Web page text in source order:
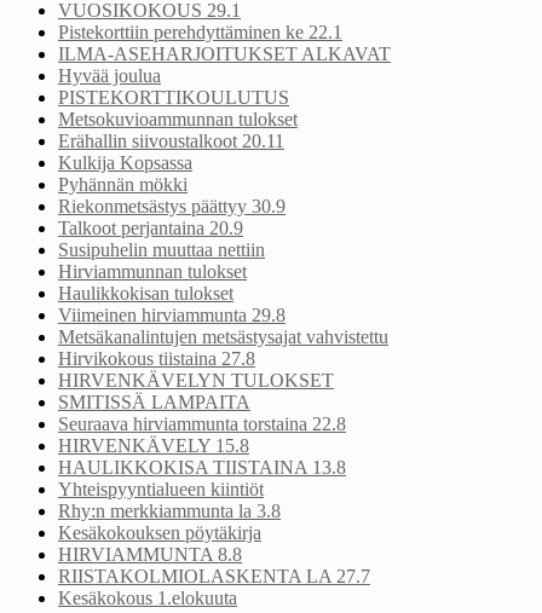
VUOSIKOKOUS 29.1
Pistekorttiin perehdyttäminen ke 22.1
ILMA-ASEHARJOITUKSET ALKAVAT
Hyvää joulua
PISTEKORTTIKOULUTUS
Metsokuvioammunnan tulokset
Erähallin siivoustalkoot 20.11
Kulkija Kopsassa
Pyhännän mökki
Riekonmetsästys päättyy 30.9
Talkoot perjantaina 20.9
Susipuhelin muuttaa nettiin
Hirviammunnan tulokset
Haulikkokisan tulokset
Viimeinen hirviammunta 29.8
Metsäkanalintujen metsästysajat vahvistettu
Hirvikokous tiistaina 27.8
HIRVENKÄVELYN TULOKSET
SMITISSÄ LAMPAITA
Seuraava hirviammunta torstaina 22.8
HIRVENKÄVELY 15.8
HAULIKKOKISA TIISTAINA 13.8
Yhteispyyntialueen kiintiöt
Rhy:n merkkiammunta la 3.8
Kesäkokouksen pöytäkirja
HIRVIAMMUNTA 8.8
RIISTAKOLMIOLASKENTA LA 27.7
Kesäkokous 1.elokuuta